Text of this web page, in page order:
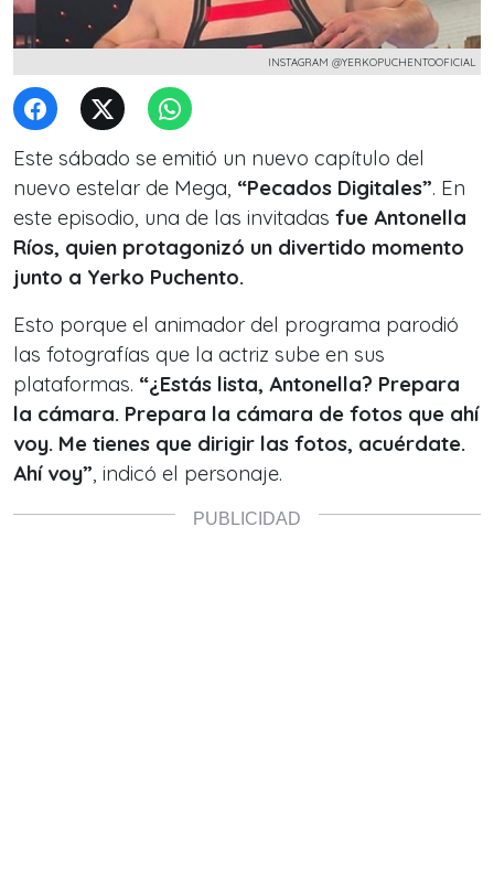
INSTAGRAM @YERKOPUCHENTOOFICIAL
Este sábado se emitió un nuevo capítulo del
nuevo estelar de Mega, “Pecados Digitales”. En
este episodio, una de las invitadas fue Antonella
Ríos, quien protagonizó un divertido momento
junto a Yerko Puchento.
Esto porque el animador del programa parodió
las fotografías que la actriz sube en sus
plataformas. “¿Estás lista, Antonella? Prepara
la cámara. Prepara la cámara de fotos que ahí
voy. Me tienes que dirigir las fotos, acuérdate.
Ahí voy”, indicó el personaje.